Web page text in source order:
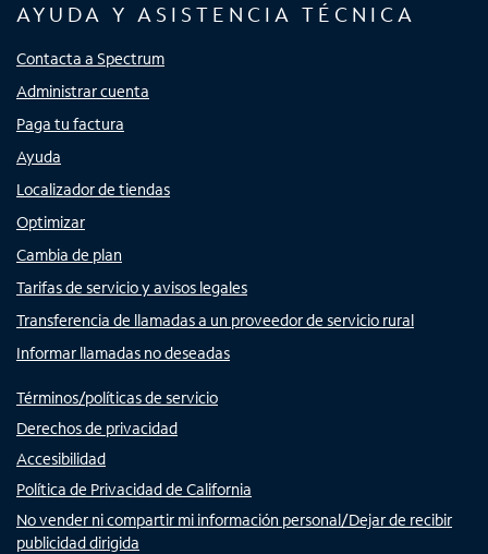
AYUDA Y ASISTENCIA TÉCNICA
Contacta a Spectrum
Administrar cuenta
Paga tu factura
Ayuda
Localizador de tiendas
Optimizar
Cambia de plan
Tarifas de servicio y avisos legales
Transferencia de llamadas a un proveedor de servicio rural
Informar llamadas no deseadas
Términos/políticas de servicio
Derechos de privacidad
Accesibilidad
Política de Privacidad de California
No vender ni compartir mi información personal/Dejar de recibir
publicidad dirigida